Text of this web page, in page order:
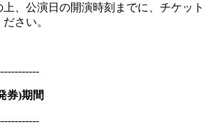
、公演日の開演時刻までに、チケット
さい。
券)期間